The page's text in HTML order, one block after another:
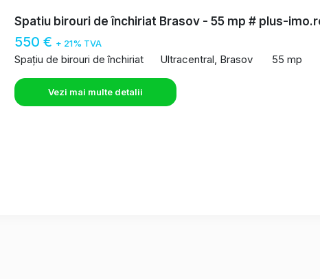
Spatiu birouri de închiriat Brasov - 55 mp # plus-
550 € + 21% TVA
Spațiu de birouri de închiriat Ultracentral, Brasov 55 mp
Vezi mai multe detalii